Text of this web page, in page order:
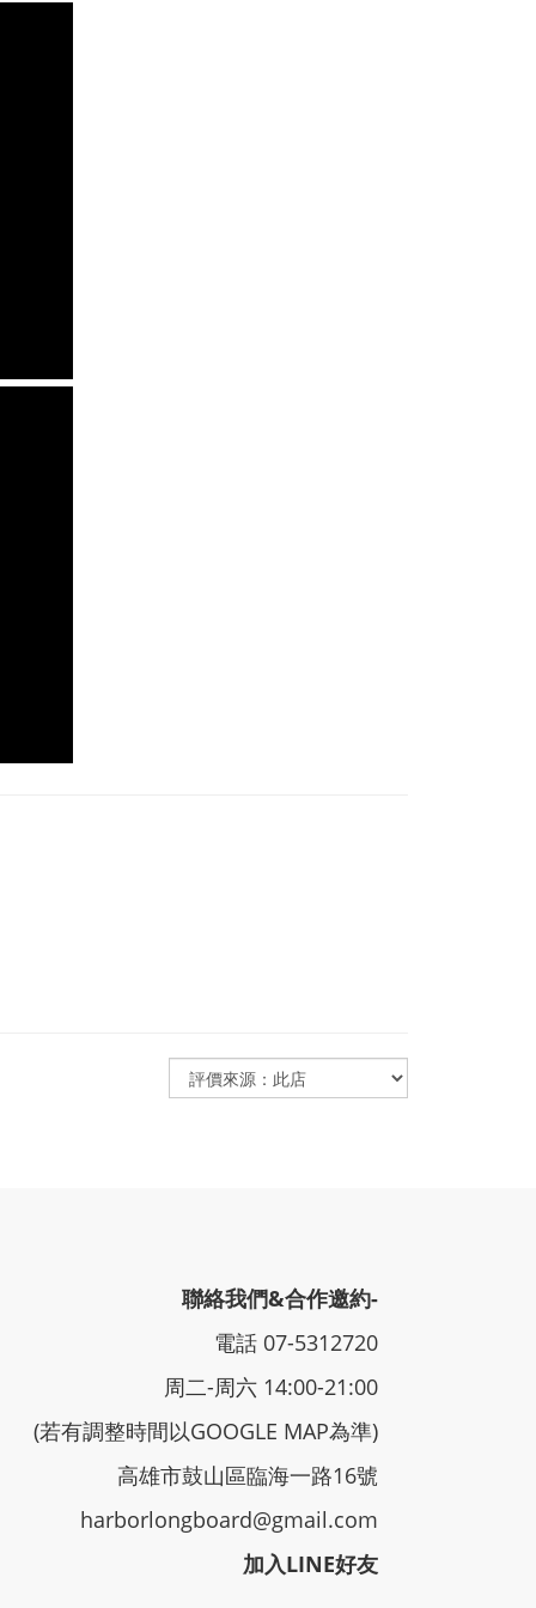
聯絡我們&合作邀約-
電話 07-5312720
周二-周六 14:00-21:00
(若有調整時間以GOOGLE MAP為準)
高雄市鼓山區臨海一路16號
harborlongboard@gmail.com
加入LINE好友